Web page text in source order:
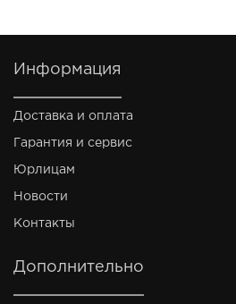
Информация
Доставка и оплата
Гарантия и сервис
Юрлицам
Новости
Контакты
Дополнительно